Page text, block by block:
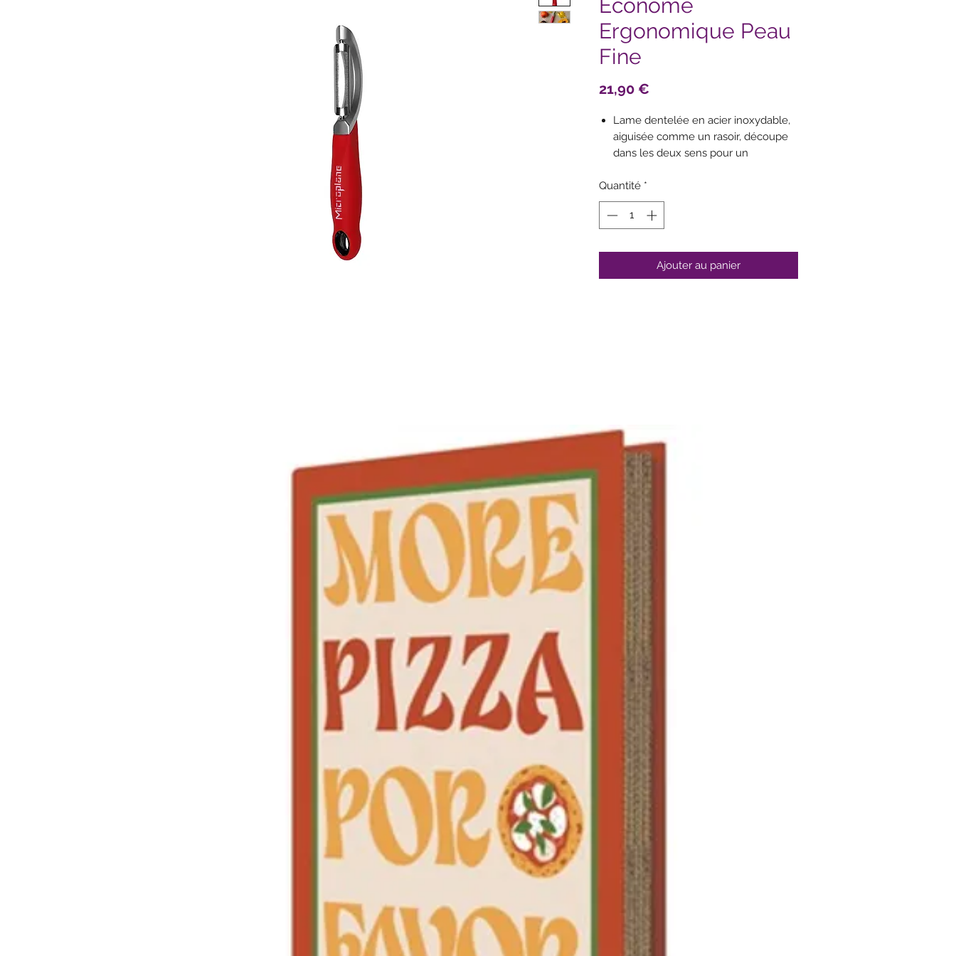
Econome
Ergonomique Peau
Fine
21,90 €
Lame dentelée en acier inoxydable,
aiguisée comme un rasoir, découpe
dans les deux sens pour un
Idéal pour les tomates, kiwis,
mangues, poivrons, pêches, papayes
et bien plus encore
gauchers
Manche ergonomique en Soft-Touch
Quantité *
Ajouter au panier